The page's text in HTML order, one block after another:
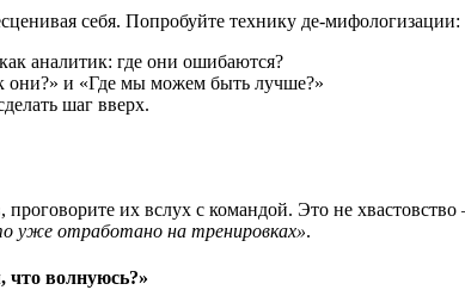
себя. Попробуйте технику де-мифологизации:
аналитик: где они ошибаются?
они?» и «Где мы можем быть лучше?»
шаг вверх.
их вслух с командой. Это не
уже отработано на тренировках».
что волнуюсь?»